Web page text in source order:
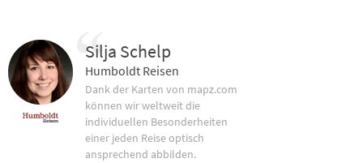
Silja Schelp
Humboldt Reisen
Dank der Karten von mapz.com
können wir weltweit die
individuellen Besonderheiten
einer jeden Reise optisch
ansprechend abbilden.